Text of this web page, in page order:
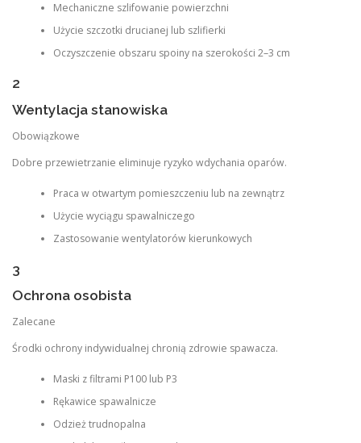
Mechaniczne szlifowanie powierzchni
Użycie szczotki drucianej lub szlifierki
Oczyszczenie obszaru spoiny na szerokości 2–3 cm
2
Wentylacja stanowiska
Obowiązkowe
Dobre przewietrzanie eliminuje ryzyko wdychania oparów.
Praca w otwartym pomieszczeniu lub na zewnątrz
Użycie wyciągu spawalniczego
Zastosowanie wentylatorów kierunkowych
3
Ochrona osobista
Zalecane
Środki ochrony indywidualnej chronią zdrowie spawacza.
Maski z filtrami P100 lub P3
Rękawice spawalnicze
Odzież trudnopalna